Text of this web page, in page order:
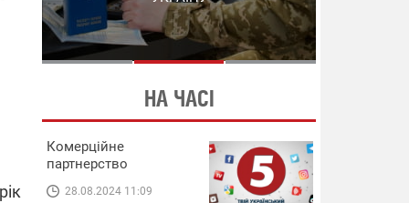
СХЕМИ В ЕНЕРГЕТИЦІ
ЕНЕРГЕТИЦІ
НА ЧАСІ
Комерційне
партнерство
28.08.2024 11:09